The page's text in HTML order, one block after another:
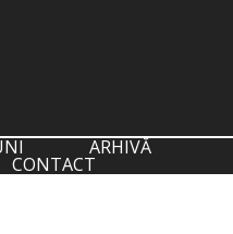
ARHIVĂ
CONTACT